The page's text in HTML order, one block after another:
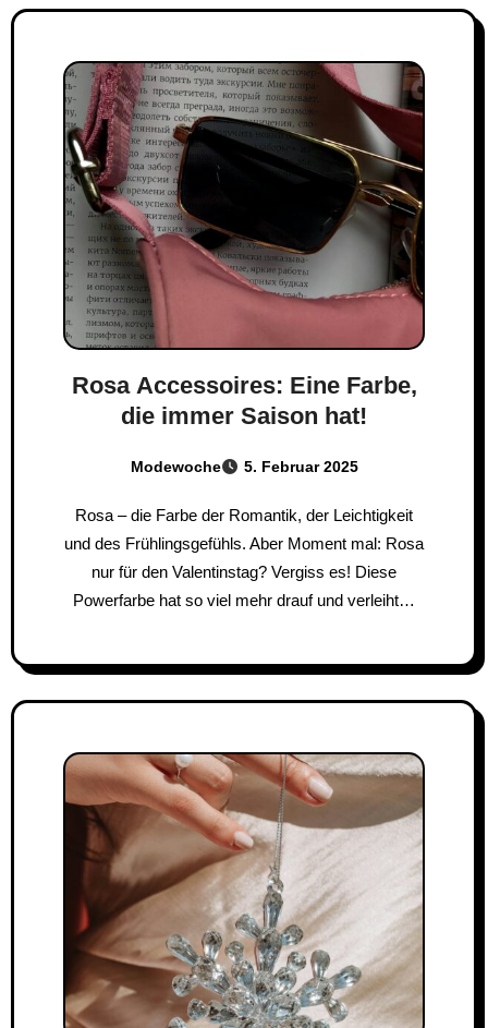
Rosa Accessoires: Eine Farbe,
die immer Saison hat!
Modewoche 5. Februar 2025
Rosa – die Farbe der Romantik, der Leichtigkeit
und des Frühlingsgefühls. Aber Moment mal: Rosa
nur für den Valentinstag? Vergiss es! Diese
Powerfarbe hat so viel mehr drauf und verleiht…